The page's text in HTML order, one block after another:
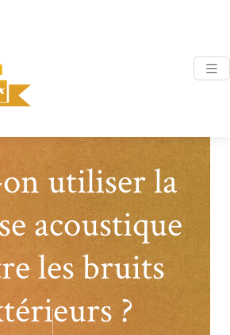
utiliser la
acoustique
les bruits
?